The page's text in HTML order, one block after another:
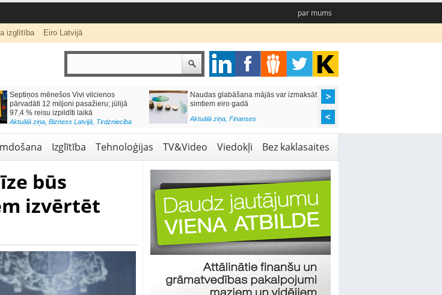
par mums
izglītība Eiro Latvijā
Septiņos mēnešos Vivi vilcienos
pārvadāti 12 miljoni pasažieru; jūlijā
97,4 % reisu izpildīti laikā
Aktuālā ziņa, Bizness Latvijā, Tirdzniecība
Naudas glabāšana mājās var izmaksāt
simtiem eiro gadā
Aktuālā ziņa, Finanses
Izglītība Tehnoloģijas TV&Video Viedokļi Bez kaklasaites
būs
izvērtēt